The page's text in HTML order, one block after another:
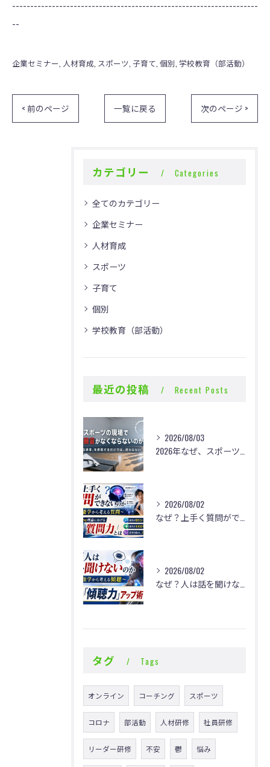
--------------------------------------------------------------------
--
企業セミナー 人材育成 スポーツ 子育て 個別 学校教育（部活動）
< 前のページ 一覧に戻る 次のページ >
カテゴリー Categories
全てのカテゴリー
企業セミナー
人材育成
スポーツ
子育て
個別
学校教育（部活動）
最近の投稿 Recent Posts
2026/08/03
2026年なぜ、スポーツの現場で体罰・暴言がなくならないのか？
2026/08/02
なぜ？上手く質問ができないのか
2026/08/02
なぜ？人は話を聞けないのか
タグ Tags
オンライン コーチング スポーツ
コロナ 部活動 人材研修 社員研修
リーダー研修 不安 鬱 悩み